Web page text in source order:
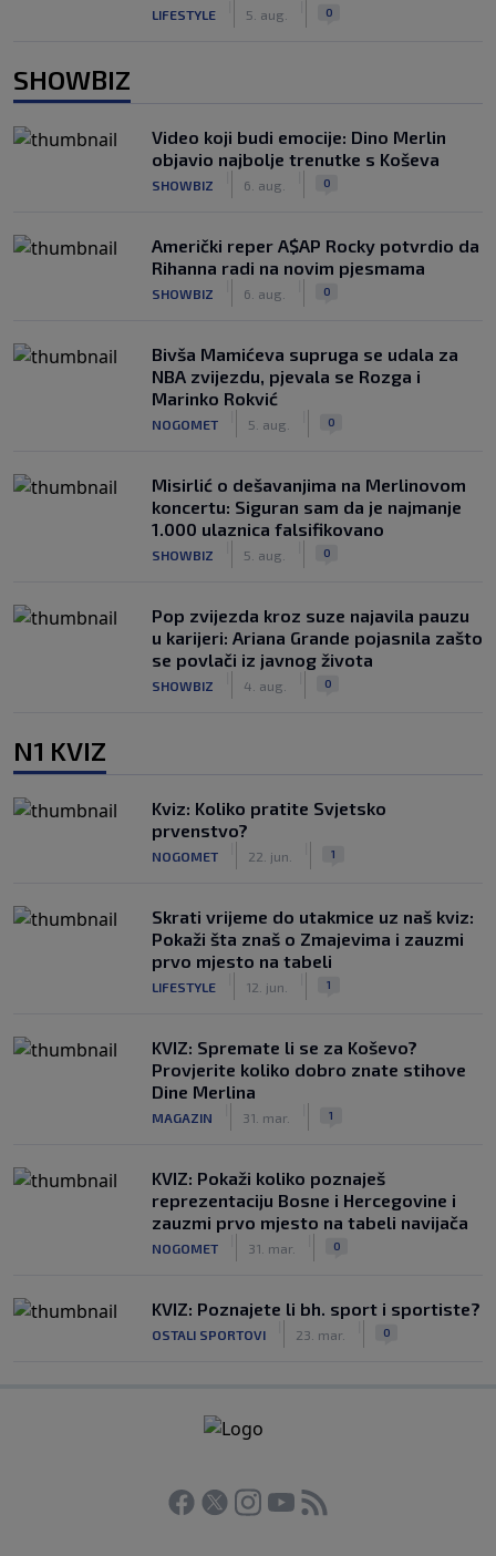
LIFESTYLE 5. aug. 0
SHOWBIZ
Video koji budi emocije: Dino Merlin
objavio najbolje trenutke s Koševa
SHOWBIZ 6. aug. 0
Američki reper A$AP Rocky potvrdio da
Rihanna radi na novim pjesmama
SHOWBIZ 6. aug. 0
Bivša Mamićeva supruga se udala za
NBA zvijezdu, pjevala se Rozga i
Marinko Rokvić
NOGOMET 5. aug. 0
Misirlić o dešavanjima na Merlinovom
koncertu: Siguran sam da je najmanje
1.000 ulaznica falsifikovano
SHOWBIZ 5. aug. 0
Pop zvijezda kroz suze najavila pauzu
u karijeri: Ariana Grande pojasnila zašto
se povlači iz javnog života
SHOWBIZ 4. aug. 0
N1 KVIZ
Kviz: Koliko pratite Svjetsko
prvenstvo?
NOGOMET 22. jun. 1
Skrati vrijeme do utakmice uz naš kviz:
Pokaži šta znaš o Zmajevima i zauzmi
prvo mjesto na tabeli
LIFESTYLE 12. jun. 1
KVIZ: Spremate li se za Koševo?
Provjerite koliko dobro znate stihove
Dine Merlina
MAGAZIN 31. mar. 1
KVIZ: Pokaži koliko poznaješ
reprezentaciju Bosne i Hercegovine i
zauzmi prvo mjesto na tabeli navijača
NOGOMET 31. mar. 0
KVIZ: Poznajete li bh. sport i sportiste?
OSTALI SPORTOVI 23. mar. 0